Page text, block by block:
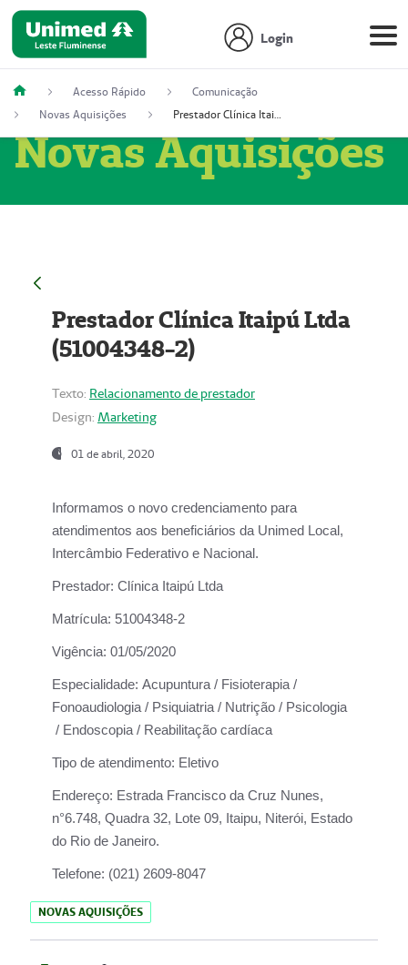
Login
Acesso Rápido
Comunicação
Novas Aquisições
Prestador Clínica Itaipú Ltda (51004348-2)
Novas Aquisições
Prestador Clínica Itaipú Ltda
(51004348-2)
Texto: Relacionamento de prestador
Design: Marketing
01 de abril, 2020
Informamos o novo credenciamento para
atendimentos aos beneficiários da Unimed Local,
Intercâmbio Federativo e Nacional.
Prestador: Clínica Itaipú Ltda
Matrícula: 51004348-2
Vigência: 01/05/2020
Especialidade: Acupuntura / Fisioterapia /
Fonoaudiologia / Psiquiatria / Nutrição / Psicologia
/ Endoscopia / Reabilitação cardíaca
Tipo de atendimento: Eletivo
Endereço: Estrada Francisco da Cruz Nunes,
n°6.748, Quadra 32, Lote 09, Itaipu, Niterói, Estado
do Rio de Janeiro.
Telefone: (021) 2609-8047
NOVAS AQUISIÇÕES